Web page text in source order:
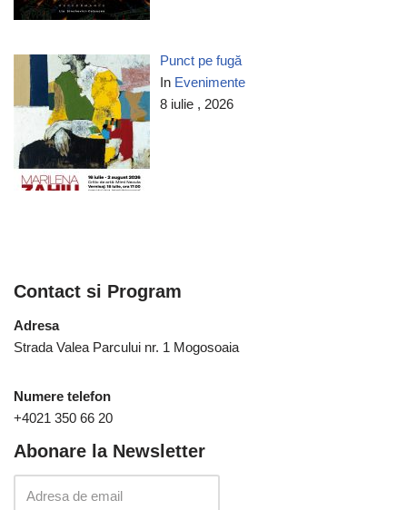
Punct pe fugă
In Evenimente
8 iulie , 2026
Contact si Program
Adresa
Strada Valea Parcului nr. 1 Mogosoaia
Numere telefon
+4021 350 66 20
Abonare la Newsletter